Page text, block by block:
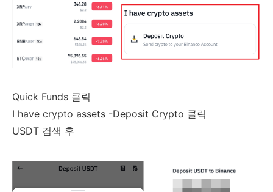
Quick Funds 클릭
I have crypto assets -Deposit Crypto 클릭
USDT 검색 후